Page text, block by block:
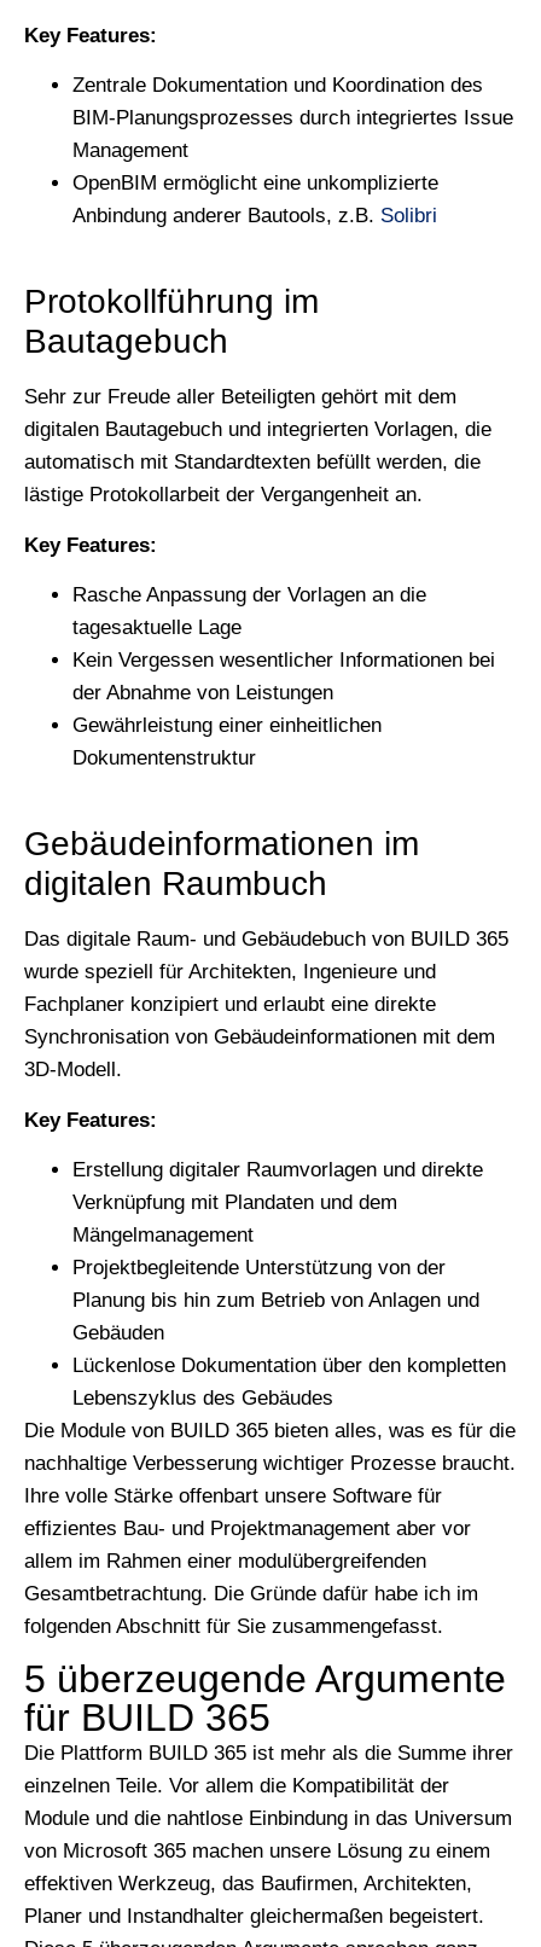
Key Features:
Zentrale Dokumentation und Koordination des
BIM-Planungsprozesses durch integriertes Issue
Management
OpenBIM ermöglicht eine unkomplizierte
Anbindung anderer Bautools, z.B. Solibri
Protokollführung im
Bautagebuch
Sehr zur Freude aller Beteiligten gehört mit dem
digitalen Bautagebuch und integrierten Vorlagen, die
automatisch mit Standardtexten befüllt werden, die
lästige Protokollarbeit der Vergangenheit an.
Key Features:
Rasche Anpassung der Vorlagen an die
tagesaktuelle Lage
Kein Vergessen wesentlicher Informationen bei
der Abnahme von Leistungen
Gewährleistung einer einheitlichen
Dokumentenstruktur
Gebäudeinformationen im
digitalen Raumbuch
Das digitale Raum- und Gebäudebuch von BUILD 365
wurde speziell für Architekten, Ingenieure und
Fachplaner konzipiert und erlaubt eine direkte
Synchronisation von Gebäudeinformationen mit dem
3D-Modell.
Key Features:
Erstellung digitaler Raumvorlagen und direkte
Verknüpfung mit Plandaten und dem
Mängelmanagement
Projektbegleitende Unterstützung von der
Planung bis hin zum Betrieb von Anlagen und
Gebäuden
Lückenlose Dokumentation über den kompletten
Lebenszyklus des Gebäudes
Die Module von BUILD 365 bieten alles, was es für die
nachhaltige Verbesserung wichtiger Prozesse braucht.
Ihre volle Stärke offenbart unsere Software für
effizientes Bau- und Projektmanagement aber vor
allem im Rahmen einer modulübergreifenden
Gesamtbetrachtung. Die Gründe dafür habe ich im
folgenden Abschnitt für Sie zusammengefasst.
5 überzeugende Argumente
für BUILD 365
Die Plattform BUILD 365 ist mehr als die Summe ihrer
einzelnen Teile. Vor allem die Kompatibilität der
Module und die nahtlose Einbindung in das Universum
von Microsoft 365 machen unsere Lösung zu einem
effektiven Werkzeug, das Baufirmen, Architekten,
Planer und Instandhalter gleichermaßen begeistert.